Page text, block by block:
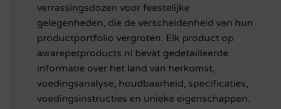
verrassingsdozen voor feestelijke
gelegenheden, die de verscheidenheid van hun
productportfolio vergroten. Elk product op
awarepetproducts.nl bevat gedetailleerde
informatie over het land van herkomst,
voedingsanalyse, houdbaarheid, specificaties,
voedingsinstructies en unieke eigenschappen.